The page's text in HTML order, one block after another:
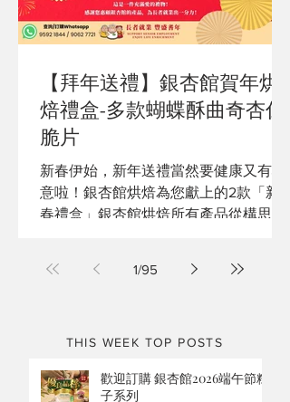
【拜年送禮】銀杏館賀年烘
焙禮盒-多款蝴蝶酥曲奇杏仁
脆片
新春伊始，新年送禮當然要健康又有心
意啦！銀杏館烘焙為您獻上的2款「新
春禮盒」銀杏館烘焙所有產品從構思、
成就長者就業的機會，您的支持是一眾
1/95
THIS WEEK TOP POSTS
歡迎訂購 銀杏館2026端午節粽
子系列